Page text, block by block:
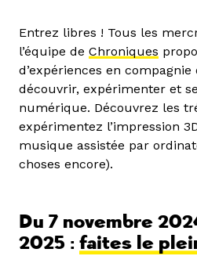
Entrez libres ! Tous les
l’équipe de Chroniques
d’expériences en
découvrir, expérimenter et
numérique. Découvrez les
expérimentez l’impression
musique assistée par
choses encore).
Du 7 novembre
2025 : faites le